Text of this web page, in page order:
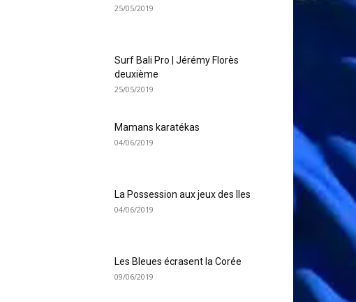
25/05/2019
Surf Bali Pro | Jérémy Florès
deuxième
25/05/2019
Mamans karatékas
04/06/2019
La Possession aux jeux des Iles
04/06/2019
Les Bleues écrasent la Corée
09/06/2019